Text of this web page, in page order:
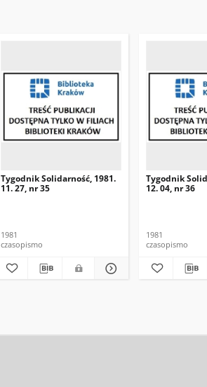
Tygodnik Solidarność, 1981.
11. 27, nr 35
1981
czasopismo
Tygodnik
12. 04, nr 36
1981
czasopismo